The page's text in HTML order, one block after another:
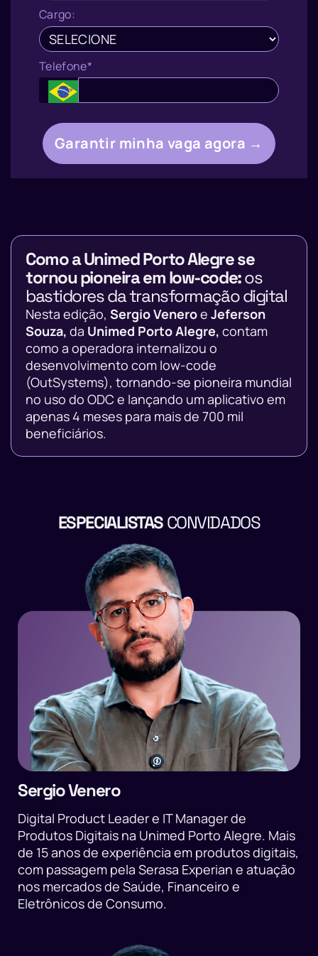
Cargo:
Telefone*
Garantir minha vaga agora →
Como a Unimed Porto Alegre se
tornou pioneira em low-code:os
bastidores da transformação digital
Nesta edição, Sergio Veneroe Jeferson
Souza, da Unimed Porto Alegre, contam
como a operadora internalizou o
desenvolvimento com low-code
(OutSystems), tornando-se pioneira mundial
no uso do ODC e lançando um aplicativo em
apenas 4 meses para mais de 700 mil
beneficiários.
ESPECIALISTASCONVIDADOS
Sergio Venero
Digital Product Leader e IT Manager de
Produtos Digitais na Unimed Porto Alegre. Mais
de 15 anos de experiência em produtos digitais,
com passagem pela Serasa Experian e atuação
nos mercados de Saúde, Financeiro e
Eletrônicos de Consumo.